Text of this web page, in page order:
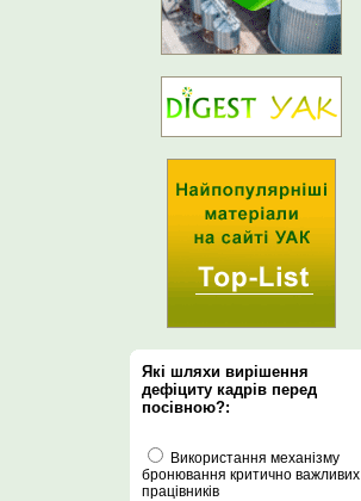
Які шляхи вирішення
дефіциту кадрів перед
посівною?:
Використання механізму
бронювання критично важливих
працівників